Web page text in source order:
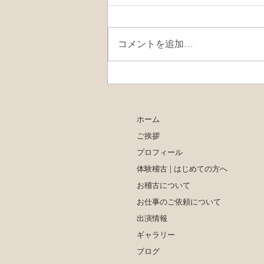
【講師】《THEATER
コメントを追加…
ホーム
ご挨拶
プロフィール
体験稽古 | はじめての方へ
お稽古について
お仕事のご依頼について
出演情報
ギャラリー
ブログ